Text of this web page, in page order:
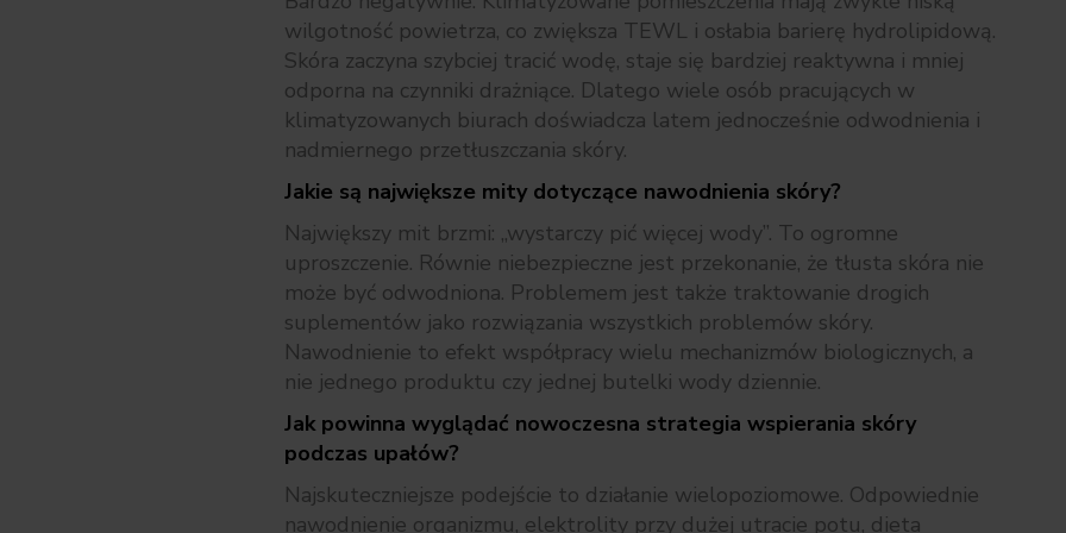
wilgotność powietrza, co zwiększa TEWL i osłabia barierę hydrolipidową.
Skóra zaczyna szybciej tracić wodę, staje się bardziej reaktywna i mniej
odporna na czynniki drażniące. Dlatego wiele osób pracujących w
klimatyzowanych biurach doświadcza latem jednocześnie odwodnienia i
nadmiernego przetłuszczania skóry.
Jakie są największe mity dotyczące nawodnienia skóry?
Największy mit brzmi: „wystarczy pić więcej wody”. To ogromne
uproszczenie. Równie niebezpieczne jest przekonanie, że tłusta skóra nie
może być odwodniona. Problemem jest także traktowanie drogich
suplementów jako rozwiązania wszystkich problemów skóry.
Nawodnienie to efekt współpracy wielu mechanizmów biologicznych, a
nie jednego produktu czy jednej butelki wody dziennie.
Jak powinna wyglądać nowoczesna strategia wspierania skóry
podczas upałów?
Najskuteczniejsze podejście to działanie wielopoziomowe. Odpowiednie
nawodnienie organizmu, elektrolity przy dużej utracie potu, dieta